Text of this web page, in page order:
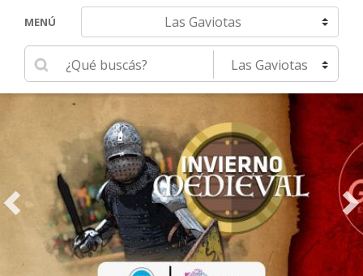
MENÚ Navegar hacia otra localidad
Ingrese su búsqueda Seleccione una localidad